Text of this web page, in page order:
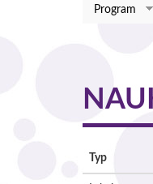
Program
Typ